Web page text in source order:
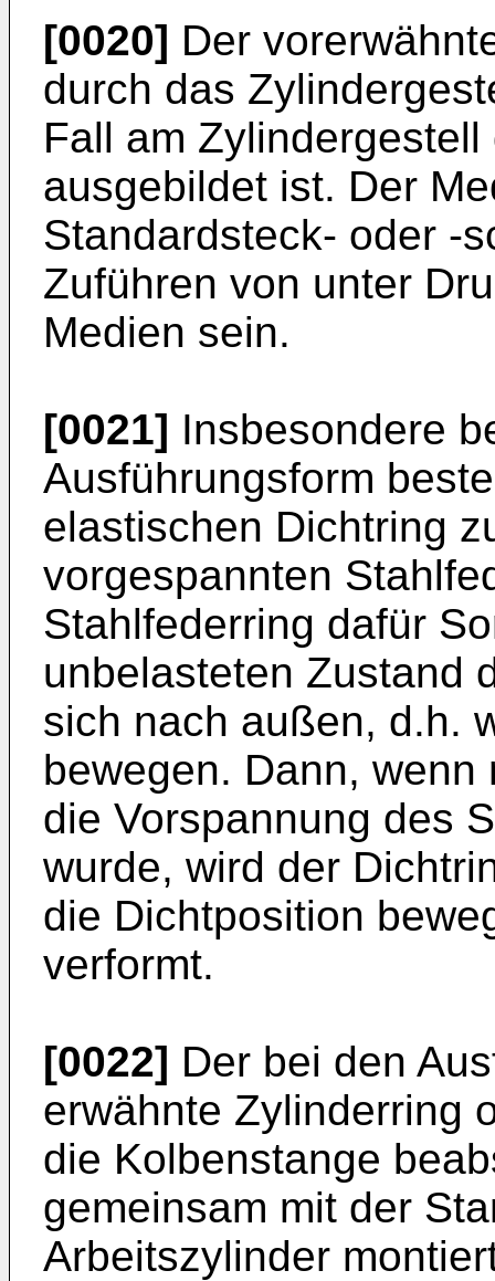
[0020] Der
durch das
Fall am
ausgebildet ist. Der
Standardsteck- oder -
Zuführen von unter
Medien sein.
[0021] Insbesondere
Ausführungsform
elastischen Dichtring
vorgespannten
Stahlfederring dafür
unbelasteten Zustand
sich nach außen, d.h.
bewegen. Dann,
die Vorspannung des
wurde, wird der
die Dichtposition
verformt.
[0022] Der bei den
erwähnte Zylinderring
die Kolbenstange
gemeinsam mit der
Arbeitszylinder